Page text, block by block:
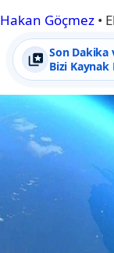
Hakan Göçmez •
Son Dakika
Bizi Kaynak